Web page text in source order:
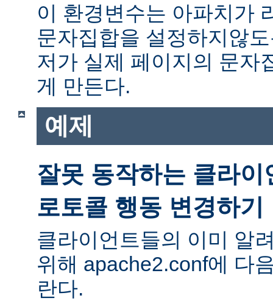
이 환경변수는 아파치가
문자집합을 설정하지않
저가 실제 페이지의 문자
게 만든다.
예제
잘못 동작하는 클라
로토콜 행동 변경하기
클라이언트들의 이미 알
위해 apache2.conf에 다
란다.